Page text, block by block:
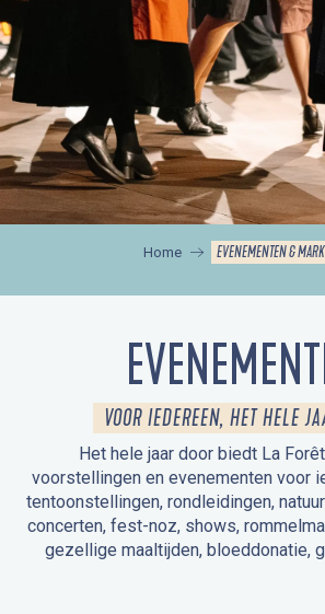
Home EVENEMENTEN &
VOOR IEDEREEN, HET HELE
Het hele jaar door biedt La
voorstellingen en evenementen voor
tentoonstellingen, rondleidingen,
concerten, fest-noz, shows,
gezellige maaltijden, bloeddonatie,